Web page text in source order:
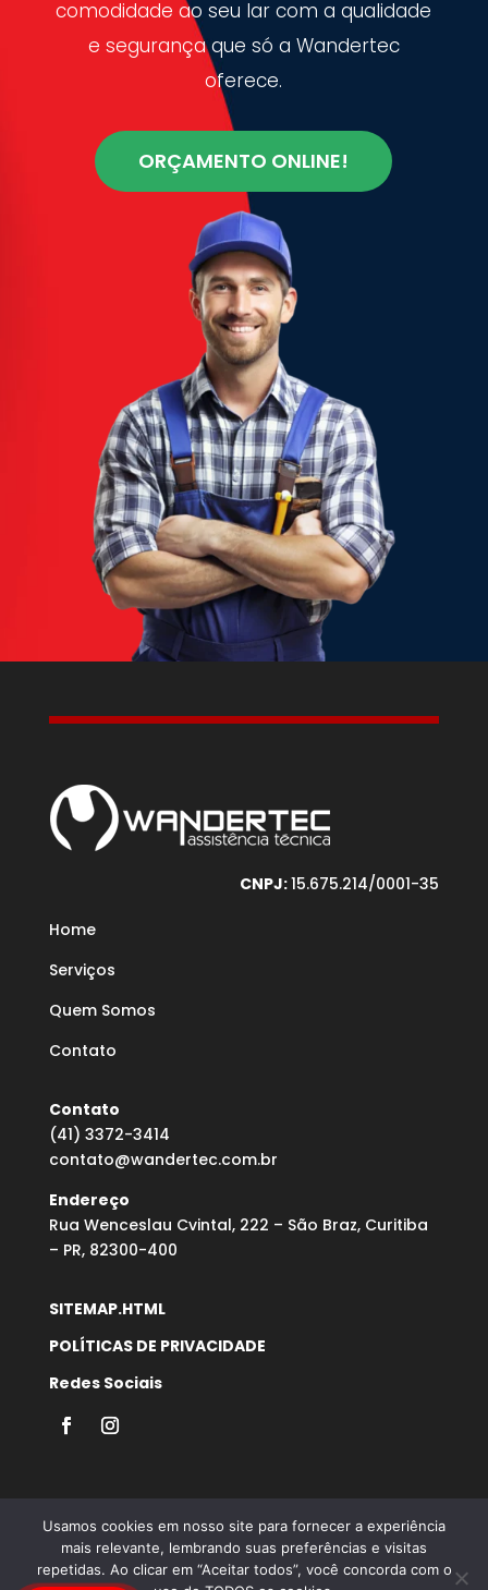
comodidade ao seu lar com a qualidade
e segurança que só a Wandertec
oferece.
ORÇAMENTO ONLINE!
CNPJ:15.675.214/0001-35
Home
Serviços
Quem Somos
Contato
Contato
(41) 3372-3414
contato@wandertec.com.br
Endereço
Rua Wenceslau Cvintal, 222 – São Braz, Curitiba
– PR, 82300-400
SITEMAP.HTML
POLÍTICAS DE PRIVACIDADE
Redes Sociais
Usamos cookies em nosso site para fornecer a experiência
mais relevante, lembrando suas preferências e visitas
repetidas. Ao clicar em “Aceitar todos”, você concorda com o